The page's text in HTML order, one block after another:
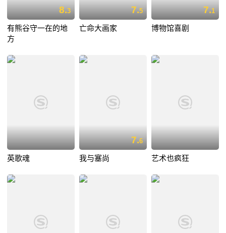
8.3
有熊谷守一在的地
方
7.5
亡命大画家
7.1
博物馆喜剧
英歌魂
7.6
我与塞尚 艺术也疯狂